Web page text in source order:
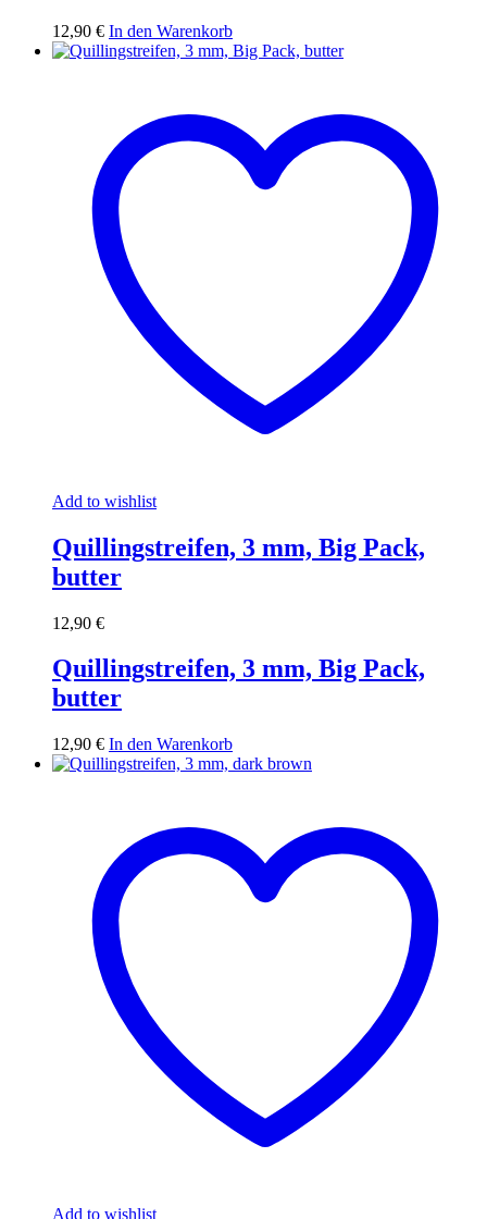
12,90 € In den Warenkorb
Add to wishlist
Quillingstreifen, 3 mm, Big Pack,
butter
12,90 €
Quillingstreifen, 3 mm, Big Pack,
butter
12,90 € In den Warenkorb
Add to wishlist